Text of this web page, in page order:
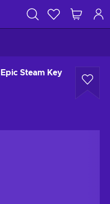
Steam Key